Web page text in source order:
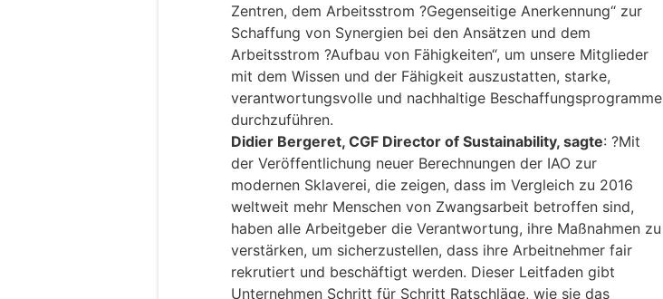
Zentren, dem Arbeitsstrom ?Gegenseitige Anerkennung“ zur
Schaffung von Synergien bei den Ansätzen und dem
Arbeitsstrom ?Aufbau von Fähigkeiten“, um unsere Mitglieder
mit dem Wissen und der Fähigkeit auszustatten, starke,
verantwortungsvolle und nachhaltige Beschaffungsprogramme
durchzuführen.
Didier Bergeret, CGF Director of Sustainability, sagte: ?Mit
der Veröffentlichung neuer Berechnungen der IAO zur
modernen Sklaverei, die zeigen, dass im Vergleich zu 2016
weltweit mehr Menschen von Zwangsarbeit betroffen sind,
haben alle Arbeitgeber die Verantwortung, ihre Maßnahmen zu
verstärken, um sicherzustellen, dass ihre Arbeitnehmer fair
rekrutiert und beschäftigt werden. Dieser Leitfaden gibt
Unternehmen Schritt für Schritt Ratschläge, wie sie das